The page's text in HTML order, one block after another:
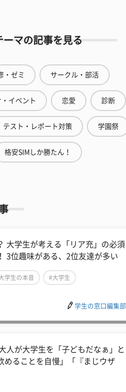
ーマの記事を見る
・ゼミ サークル・部活
イベント 恋愛 診断
テスト・レポート対策 学園祭
格安SIMしか勝たん！
大学生が考える「リア充」の必須
3位趣味がある、2位友達が多い
学生の本音 #大学生
学生の窓口編集部
人が大学生を「子どもだなぁ」と
めることを自慢」「『まじウザ